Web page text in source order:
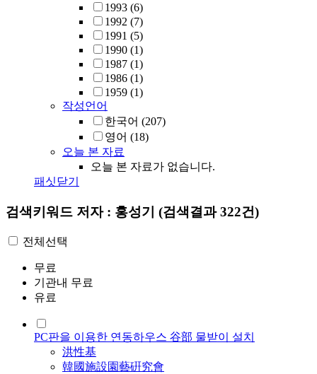
1993 (6)
1992 (7)
1991 (5)
1990 (1)
1987 (1)
1986 (1)
1959 (1)
작성언어
한국어 (207)
영어 (18)
오늘 본 자료
오늘 본 자료가 없습니다.
패싯닫기
검색키워드 저자 : 홍성기 (검색결과 322건)
전체선택
무료
기관내 무료
유료
PC판을 이용한 연동하우스 谷部 물받이 설치
洪性基
韓國施設園藝硏究會